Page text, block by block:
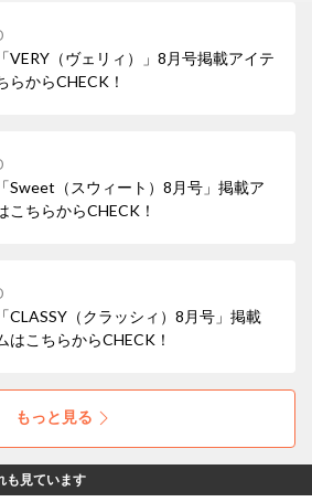
VERY（ヴェリィ）」8月号掲載アイテ
らからCHECK！
Sweet（スウィート）8月号」掲載ア
こちらからCHECK！
CLASSY（クラッシィ）8月号」掲載
はこちらからCHECK！
もっと見る
も見ています